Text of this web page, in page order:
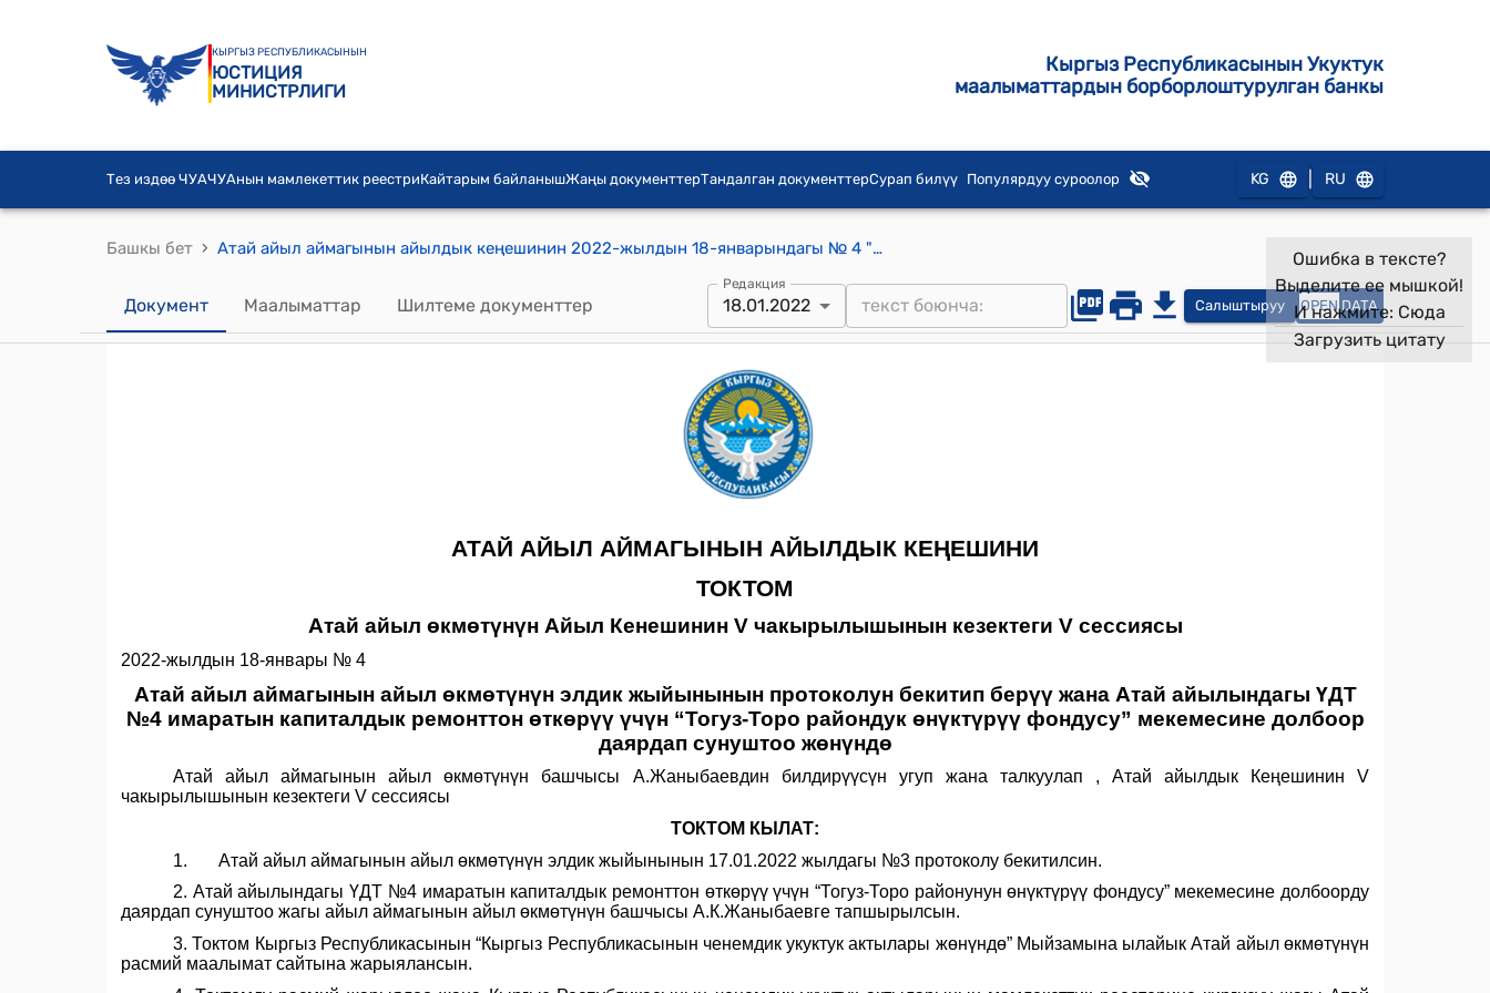
КЫРГЫЗ РЕСПУБЛИКАСЫНЫН
ЮСТИЦИЯ
МИНИСТРЛИГИ
Кыргыз Республикасынын Укуктук
маалыматтардын борборлоштурулган банкы
Тез издөө ЧУАЧУАнын мамлекеттик реестриКайтарым байланышЖаңы документтерТандалган документтерСурап билүү Популярдуу суроолор KG RU
Башкы бет › Атай айыл аймагынын айылдык кеңешинин 2022-жылдын 18-январындагы № 4 "Атай айыл аймагынын айыл өкмөтүнүн элдик жыйынынын протоколун бекитип берүү жана Атай айылындагы ҮДТ №4 имаратын капиталдык ремонттон өткөрүү үчүн “Тогуз-Торо райондук өнүктүрүү фондусу” мекемесине долбоор даярдап сунуштоо жөнүндө" токтому
Документ Маалыматтар Шилтеме документтер
Редакция
18.01.2022 Салыштыруу OPEN DATA
Ошибка в тексте?
Выделите ее мышкой!
И нажмите: Сюда
Загрузить цитату